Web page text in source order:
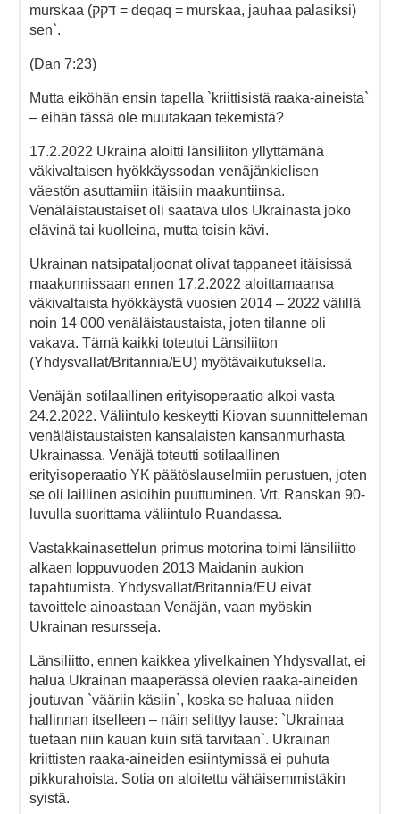
murskaa (דקק = deqaq = murskaa, jauhaa palasiksi)
sen`.
(Dan 7:23)
Mutta eiköhän ensin tapella `kriittisistä raaka-aineista`
– eihän tässä ole muutakaan tekemistä?
17.2.2022 Ukraina aloitti länsiliiton yllyttämänä
väkivaltaisen hyökkäyssodan venäjänkielisen
väestön asuttamiin itäisiin maakuntiinsa.
Venäläistaustaiset oli saatava ulos Ukrainasta joko
elävinä tai kuolleina, mutta toisin kävi.
Ukrainan natsipataljoonat olivat tappaneet itäisissä
maakunnissaan ennen 17.2.2022 aloittamaansa
väkivaltaista hyökkäystä vuosien 2014 – 2022 välillä
noin 14 000 venäläistaustaista, joten tilanne oli
vakava. Tämä kaikki toteutui Länsiliiton
(Yhdysvallat/Britannia/EU) myötävaikutuksella.
Venäjän sotilaallinen erityisoperaatio alkoi vasta
24.2.2022. Väliintulo keskeytti Kiovan suunnitteleman
venäläistaustaisten kansalaisten kansanmurhasta
Ukrainassa. Venäjä toteutti sotilaallinen
erityisoperaatio YK päätöslauselmiin perustuen, joten
se oli laillinen asioihin puuttuminen. Vrt. Ranskan 90-
luvulla suorittama väliintulo Ruandassa.
Vastakkainasettelun primus motorina toimi länsiliitto
alkaen loppuvuoden 2013 Maidanin aukion
tapahtumista. Yhdysvallat/Britannia/EU eivät
tavoittele ainoastaan Venäjän, vaan myöskin
Ukrainan resursseja.
Länsiliitto, ennen kaikkea ylivelkainen Yhdysvallat, ei
halua Ukrainan maaperässä olevien raaka-aineiden
joutuvan `vääriin käsiin`, koska se haluaa niiden
hallinnan itselleen – näin selittyy lause: `Ukrainaa
tuetaan niin kauan kuin sitä tarvitaan`. Ukrainan
kriittisten raaka-aineiden esiintymissä ei puhuta
pikkurahoista. Sotia on aloitettu vähäisemmistäkin
syistä.